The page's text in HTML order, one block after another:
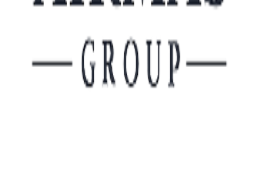
pengguna mengakses sumber daya komputasi
Selain itu, teknologi ini juga menawarkan berbagai
manfaat bagi bisnis modern, mulai dari efisiensi
biaya hingga kemudahan kolaborasi.